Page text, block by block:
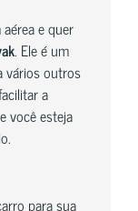
e quer
. Ele é um
vários outros
a
você esteja
para sua